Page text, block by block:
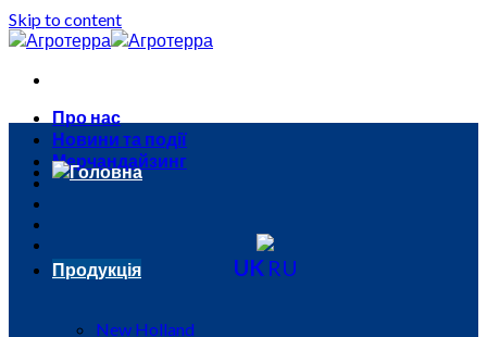
Skip to content
Про нас
Новини та події
Мерчандайзинг
UK RU
Головна
Продукція
New Holland